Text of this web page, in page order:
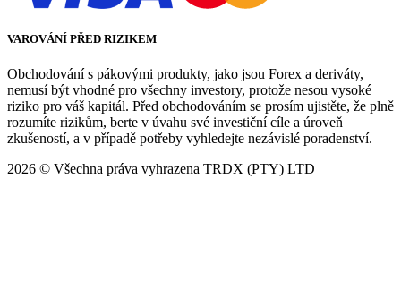
VAROVÁNÍ PŘED RIZIKEM
Obchodování s pákovými produkty, jako jsou Forex a deriváty,
nemusí být vhodné pro všechny investory, protože nesou vysoké
riziko pro váš kapitál. Před obchodováním se prosím ujistěte, že plně
rozumíte rizikům, berte v úvahu své investiční cíle a úroveň
zkušeností, a v případě potřeby vyhledejte nezávislé poradenství.
2026 © Všechna práva vyhrazena TRDX (PTY) LTD